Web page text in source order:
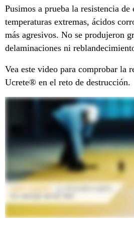
Pusimos a prueba la resistencia de
temperaturas extremas, ácidos
más agresivos. No se produjeron
delaminaciones ni
Vea este video para comprobar la
Ucrete® en el reto de destrucción.